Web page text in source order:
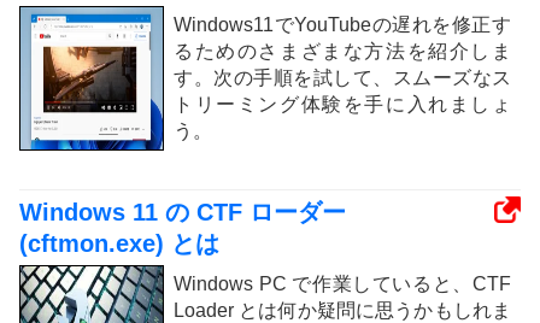
Windows11でYouTubeの遅れを修正す
るためのさまざまな方法を紹介しま
す。次の手順を試して、スムーズなス
トリーミング体験を手に入れましょ
う。
Windows 11 の CTF ローダー
(cftmon.exe) とは
Windows PC で作業していると、CTF
Loader とは何か疑問に思うかもしれま